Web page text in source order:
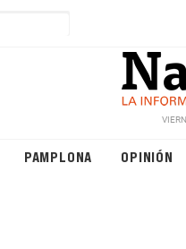
PAMPLONA OPINIÓN